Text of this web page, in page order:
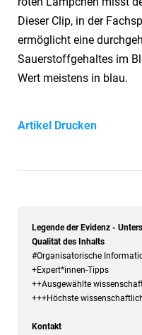
Dieser Clip, in der
ermöglicht eine
Sauerstoffgehaltes im
Wert meistens in blau.
Artikel Drucken
Legende der Evidenz -
Qualität des Inhalts
#Organisatorische
+Expert*innen-Tipps
++Ausgewählte
+++Höchste
Kontakt